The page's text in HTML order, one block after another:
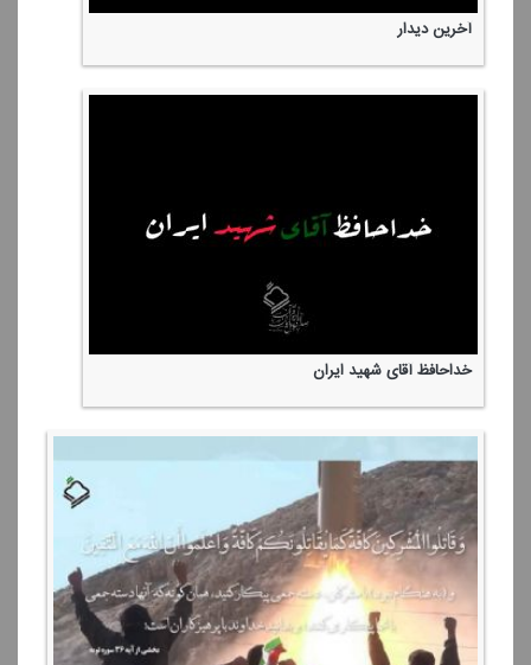
آخرین دیدار
خداحافظ آقای شهید ایران